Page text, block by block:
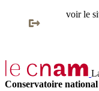
voir le
Conservatoire national